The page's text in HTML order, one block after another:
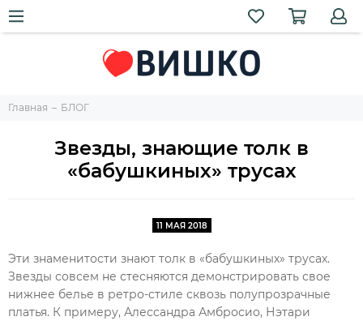
Главная БЛОГ
Звезды, знающие толк в
«бабушкиных» трусах
11 МАЯ 2018
Эти знаменитости знают толк в «бабушкиных» трусах.
Звезды совсем не стесняются демонстрировать свое
нижнее белье в ретро-стиле сквозь полупрозрачные
платья. К примеру, Алессандра Амбросио, Нэтари